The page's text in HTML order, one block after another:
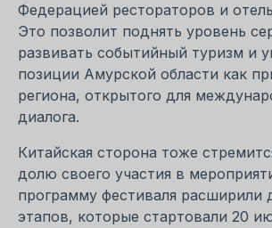
Федерацией рестораторов и
Это позволит поднять уровень
развивать событийный туризм и
позиции Амурской области как
региона, открытого для
диалога.
Китайская сторона тоже
долю своего участия в
программу фестиваля расширили
этапов, которые стартовали 20